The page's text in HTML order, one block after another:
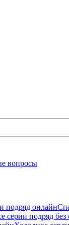
вопросы